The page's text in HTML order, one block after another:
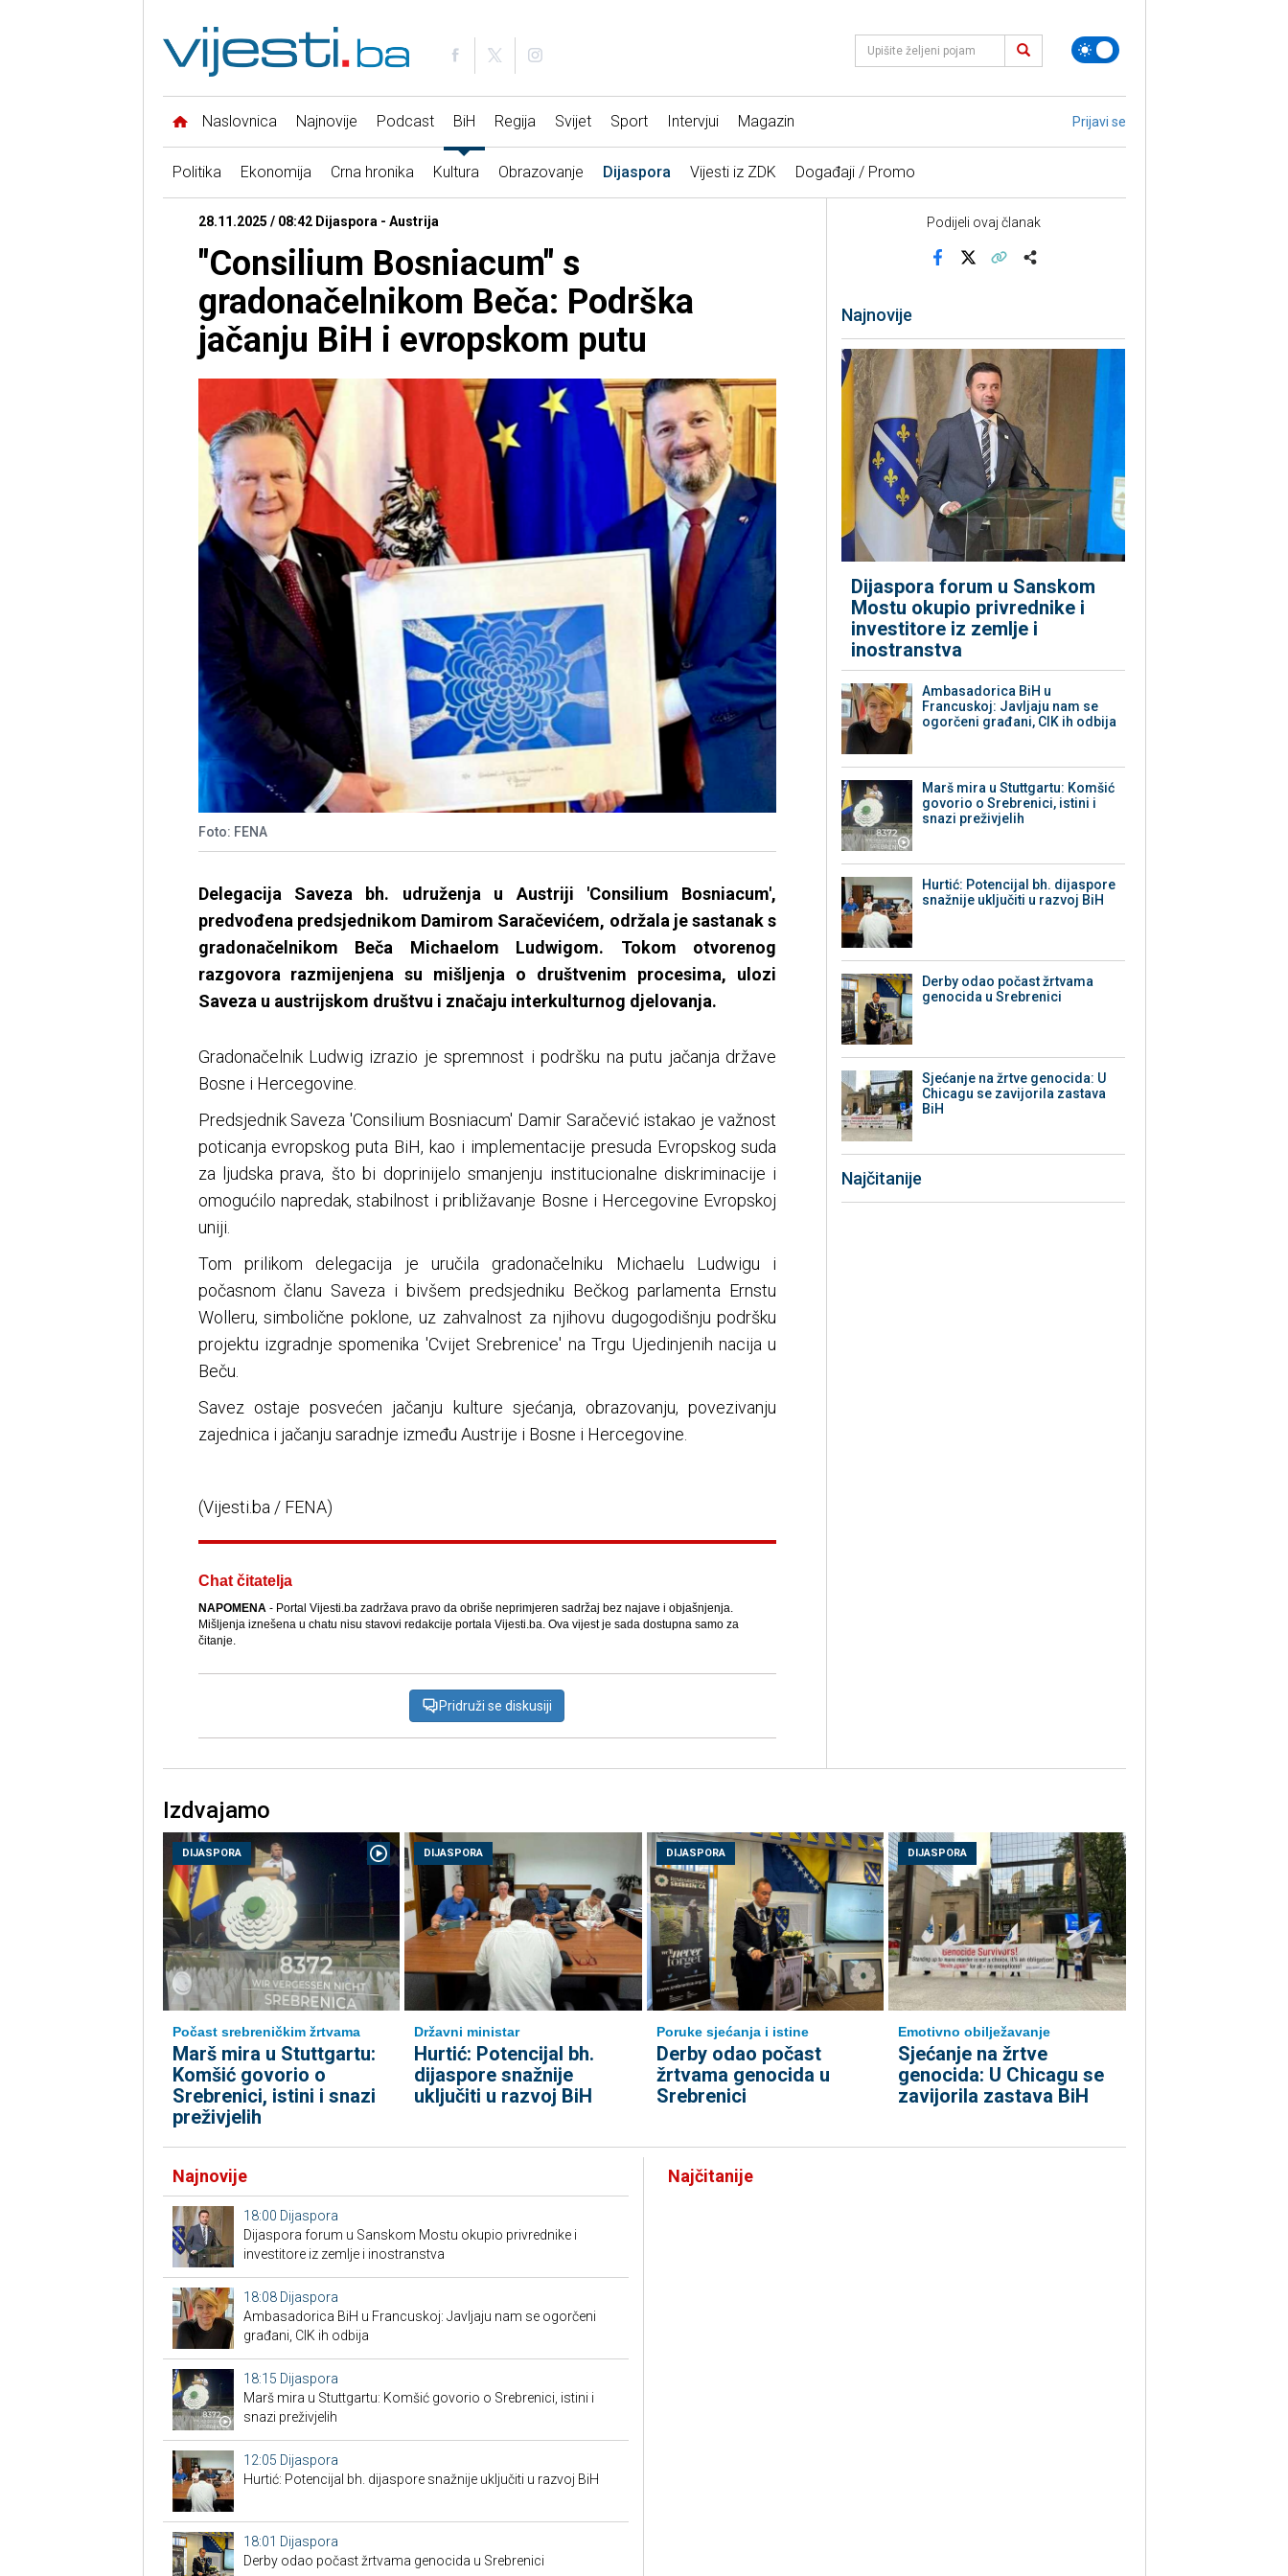
Naslovnica Najnovije Podcast BiH Regija Svijet Sport Intervjui Magazin Prijavi se
Politika Ekonomija Crna hronika Kultura Obrazovanje Dijaspora Vijesti iz ZDK Događaji / Promo
28.11.2025 / 08:42 Dijaspora - Austrija
"Consilium Bosniacum" s
gradonačelnikom Beča: Podrška
jačanju BiH i evropskom putu
Foto: FENA
Delegacija Saveza bh. udruženja u Austriji 'Consilium Bosniacum',
predvođena predsjednikom Damirom Saračevićem, održala je sastanak s
gradonačelnikom Beča Michaelom Ludwigom. Tokom otvorenog
razgovora razmijenjena su mišljenja o društvenim procesima, ulozi
Saveza u austrijskom društvu i značaju interkulturnog djelovanja.
Gradonačelnik Ludwig izrazio je spremnost i podršku na putu jačanja države
Bosne i Hercegovine.
Predsjednik Saveza 'Consilium Bosniacum' Damir Saračević istakao je važnost
poticanja evropskog puta BiH, kao i implementacije presuda Evropskog suda
za ljudska prava, što bi doprinijelo smanjenju institucionalne diskriminacije i
omogućilo napredak, stabilnost i približavanje Bosne i Hercegovine Evropskoj
uniji.
Tom prilikom delegacija je uručila gradonačelniku Michaelu Ludwigu i
počasnom članu Saveza i bivšem predsjedniku Bečkog parlamenta Ernstu
Wolleru, simbolične poklone, uz zahvalnost za njihovu dugogodišnju podršku
projektu izgradnje spomenika 'Cvijet Srebrenice' na Trgu Ujedinjenih nacija u
Beču.
Savez ostaje posvećen jačanju kulture sjećanja, obrazovanju, povezivanju
zajednica i jačanju saradnje između Austrije i Bosne i Hercegovine.
(Vijesti.ba / FENA)
Chat čitatelja
NAPOMENA- Portal Vijesti.ba zadržava pravo da obriše neprimjeren sadržaj bez najave i objašnjenja.
Mišljenja iznešena u chatu nisu stavovi redakcije portala Vijesti.ba. Ova vijest je sada dostupna samo za
čitanje.
Pridruži se diskusiji
Podijeli ovaj članak
Najnovije
Dijaspora forum u Sanskom
Mostu okupio privrednike i
investitore iz zemlje i
inostranstva
Ambasadorica BiH u
Francuskoj: Javljaju nam se
ogorčeni građani, CIK ih odbija
Marš mira u Stuttgartu: Komšić
govorio o Srebrenici, istini i
snazi preživjelih
Hurtić: Potencijal bh. dijaspore
snažnije uključiti u razvoj BiH
Derby odao počast žrtvama
genocida u Srebrenici
Sjećanje na žrtve genocida: U
Chicagu se zavijorila zastava
BiH
Najčitanije
Izdvajamo
DIJASPORA
Počast srebreničkim žrtvama
Marš mira u Stuttgartu:
Komšić govorio o
Srebrenici, istini i snazi
preživjelih
DIJASPORA
Državni ministar
Hurtić: Potencijal bh.
dijaspore snažnije
uključiti u razvoj BiH
DIJASPORA
Poruke sjećanja i istine
Derby odao počast
žrtvama genocida u
Srebrenici
DIJASPORA
Emotivno obilježavanje
Sjećanje na žrtve
genocida: U Chicagu se
zavijorila zastava BiH
Najnovije
18:00 Dijaspora
Dijaspora forum u Sanskom Mostu okupio privrednike i
investitore iz zemlje i inostranstva
18:08 Dijaspora
Ambasadorica BiH u Francuskoj: Javljaju nam se ogorčeni
građani, CIK ih odbija
18:15 Dijaspora
Marš mira u Stuttgartu: Komšić govorio o Srebrenici, istini i
snazi preživjelih
12:05 Dijaspora
Hurtić: Potencijal bh. dijaspore snažnije uključiti u razvoj BiH
18:01 Dijaspora
Derby odao počast žrtvama genocida u Srebrenici
Najčitanije